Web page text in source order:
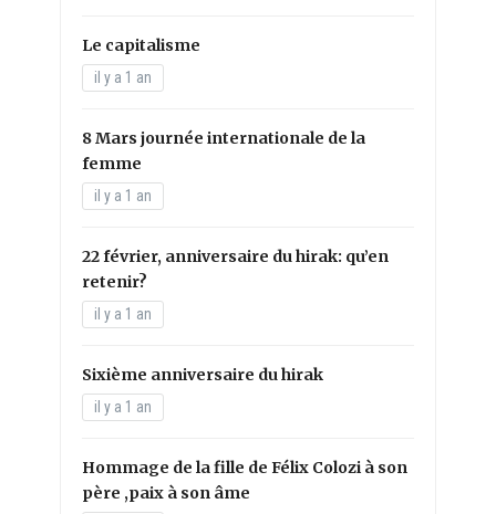
Le capitalisme
il y a 1 an
8 Mars journée internationale de la
femme
il y a 1 an
22 février, anniversaire du hirak: qu’en
retenir?
il y a 1 an
Sixième anniversaire du hirak
il y a 1 an
Hommage de la fille de Félix Colozi à son
père ,paix à son âme